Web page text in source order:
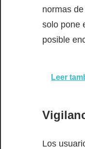
normas
solo pone
posible
Leer
Los